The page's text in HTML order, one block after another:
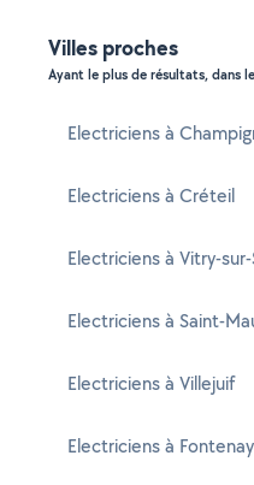
Villes proches
Ayant le plus de résultats, dans
Electriciens à
Electriciens à Créteil
Electriciens à Vitry-
Electriciens à Saint-
Electriciens à Villejuif
Electriciens à